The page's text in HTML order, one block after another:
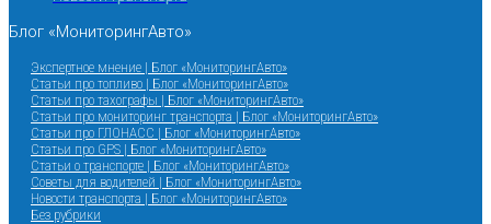
Блог «МониторингАвто»
Экспертное мнение | Блог «МониторингАвто»
Статьи про топливо | Блог «МониторингАвто»
Статьи про тахографы | Блог «МониторингАвто»
Статьи про мониторинг транспорта | Блог «МониторингАвто»
Статьи про ГЛОНАСС | Блог «МониторингАвто»
Статьи про GPS | Блог «МониторингАвто»
Статьи о транспорте | Блог «МониторингАвто»
Советы для водителей | Блог «МониторингАвто»
Новости транспорта | Блог «МониторингАвто»
Без рубрики